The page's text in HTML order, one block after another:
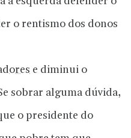
o rentismo dos donos
e diminui o
sobrar alguma dúvida,
o presidente do